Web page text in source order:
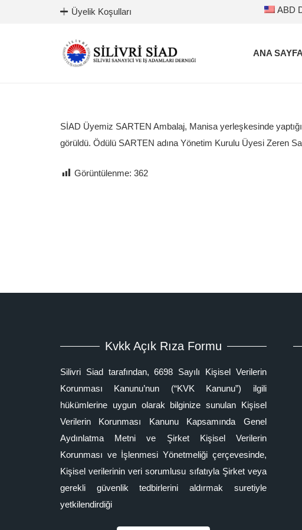
Üyelik Koşulları ABD
ANA SAYFA
SİAD Üyemiz SARTEN Ambalaj, Manisa yerleşkesinde
görüldü. Ödülü SARTEN adına Yönetim Kurulu Üyesi Zeren
Görüntülenme: 362
Kvkk Açık Rıza Formu
Silivri Siad tarafından, 6698 Sayılı Kişisel Verilerin
Korunması Kanunu’nun (“KVK Kanunu”) ilgili
hükümlerine uygun olarak bilginize sunulan Kişisel
Verilerin Korunması Kanunu Kapsamında Genel
Aydınlatma Metni ve Şirket Kişisel Verilerin
Korunması ve İşlenmesi Yönetmeliği çerçevesinde,
Kişisel verilerinin veri sorumlusu sıfatıyla Şirket veya
gerekli güvenlik tedbirlerini aldırmak suretiyle
yetkilendirdiği